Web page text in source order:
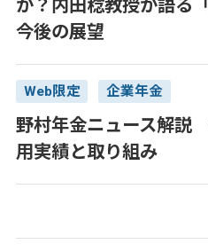
か？内田稔教授が語る
今後の展望
Web限定 企業年金
野村年金ニュース解説
用実績と取り組み